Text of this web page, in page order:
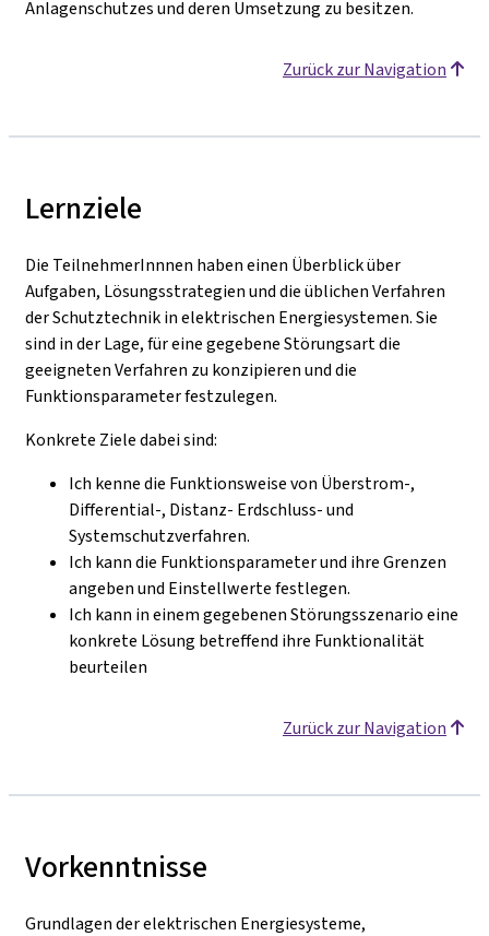
Anlagenschutzes und deren Umsetzung zu besitzen.
Zurück zur Navigation
Lernziele
Die TeilnehmerInnnen haben einen Überblick über
Aufgaben, Lösungsstrategien und die üblichen Verfahren
der Schutztechnik in elektrischen Energiesystemen. Sie
sind in der Lage, für eine gegebene Störungsart die
geeigneten Verfahren zu konzipieren und die
Funktionsparameter festzulegen.
Konkrete Ziele dabei sind:
Ich kenne die Funktionsweise von Überstrom-,
Differential-, Distanz- Erdschluss- und
Systemschutzverfahren.
Ich kann die Funktionsparameter und ihre Grenzen
angeben und Einstellwerte festlegen.
Ich kann in einem gegebenen Störungsszenario eine
konkrete Lösung betreffend ihre Funktionalität
beurteilen
Zurück zur Navigation
Vorkenntnisse
Grundlagen der elektrischen Energiesysteme,